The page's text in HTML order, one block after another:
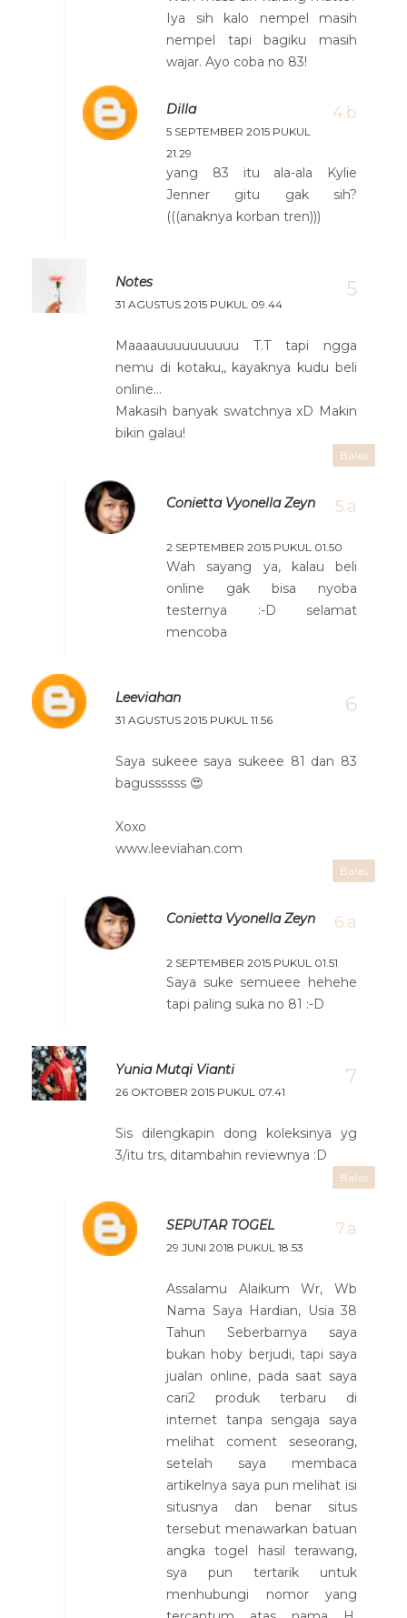
Iya sih kalo nempel masih
nempel tapi bagiku masih
wajar. Ayo coba no 83!
Dilla
5 SEPTEMBER 2015 PUKUL
21.29
yang 83 itu ala-ala Kylie
Jenner gitu gak sih?
(((anaknya korban tren)))
Notes
31 AGUSTUS 2015 PUKUL 09.44
Maaaauuuuuuuuuu T.T tapi ngga
nemu di kotaku,, kayaknya kudu beli
online...
Makasih banyak swatchnya xD Makin
bikin galau!
Balas
Conietta Vyonella Zeyn
2 SEPTEMBER 2015 PUKUL 01.50
Wah sayang ya, kalau beli
online gak bisa nyoba
testernya :-D selamat
mencoba
Leeviahan
31 AGUSTUS 2015 PUKUL 11.56
Saya sukeee saya sukeee 81 dan 83
bagussssss 😍
Xoxo
www.leeviahan.com
Balas
Conietta Vyonella Zeyn
2 SEPTEMBER 2015 PUKUL 01.51
Saya suke semueee hehehe
tapi paling suka no 81 :-D
Yunia Mutqi Vianti
26 OKTOBER 2015 PUKUL 07.41
Sis dilengkapin dong koleksinya yg
3/itu trs, ditambahin reviewnya :D
Balas
SEPUTAR TOGEL
29 JUNI 2018 PUKUL 18.53
Assalamu Alaikum Wr, Wb
Nama Saya Hardian, Usia 38
Tahun Seberbarnya saya
bukan hoby berjudi, tapi saya
jualan online, pada saat saya
cari2 produk terbaru di
internet tanpa sengaja saya
melihat coment seseorang,
setelah saya membaca
artikelnya saya pun melihat isi
situsnya dan benar situs
tersebut menawarkan batuan
angka togel hasil terawang,
sya pun tertarik untuk
menhubungi nomor yang